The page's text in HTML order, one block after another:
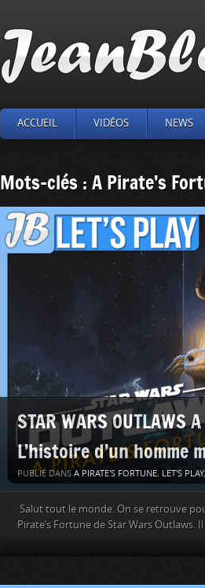
ACCUEIL VIDÉOS NEWS
Mots-clés : A Pirate’s
STAR WARS
L’histoire d’un homme
PUBLIÉ DANS A PIRATE'S FORTUNE, LET'S PLAY,
Salut tout le monde. On se retrouve
Pirate’s Fortune de Star Wars Outlaws.